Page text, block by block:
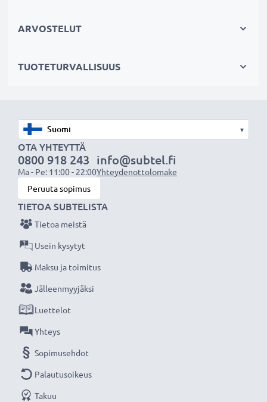
ja iskuilta
✔ Vastavalosuoja muotokuva- ja teleobjektiiveille
✔ Voidaan yhdistää linssisuojukseen, objektiivin
suojukseen tai suotimiin
✔ Voidaan säilyttää objektiivin ympärille käännettynä
✔ Muotoiltu bajonetti-vastavalosuoja
bajonettikiinnityksellä, sopii vain tiettyihin
objektiiveihin
✔ Ei sovellu super-, ultra- tai laajakulmaobjektiiveille
Tekniset tiedot:
Materiaali:Muovi
Muoto: pyöreä
Lisää yksityiskohtia, kontrastia ja väriä
- Vastavalosuoja pyöreä bajonetti tuotemerkiltä
CELLONIC 3 vuoden takuulla!
ARVOSTELUT
TUOTETURVALLISUUS
▾
OTA YHTEYTTÄ
0800 918 243
Ma - Pe: 11:00 - 22:00
info@subtel.fi
Yhteydenottolomake
Peruuta sopimus
TIETOA SUBTELISTA
Tietoa meistä
Usein kysytyt
Maksu ja toimitus
Jälleenmyyjäksi
Luettelot
Yhteys
Sopimusehdot
Palautusoikeus
Takuu